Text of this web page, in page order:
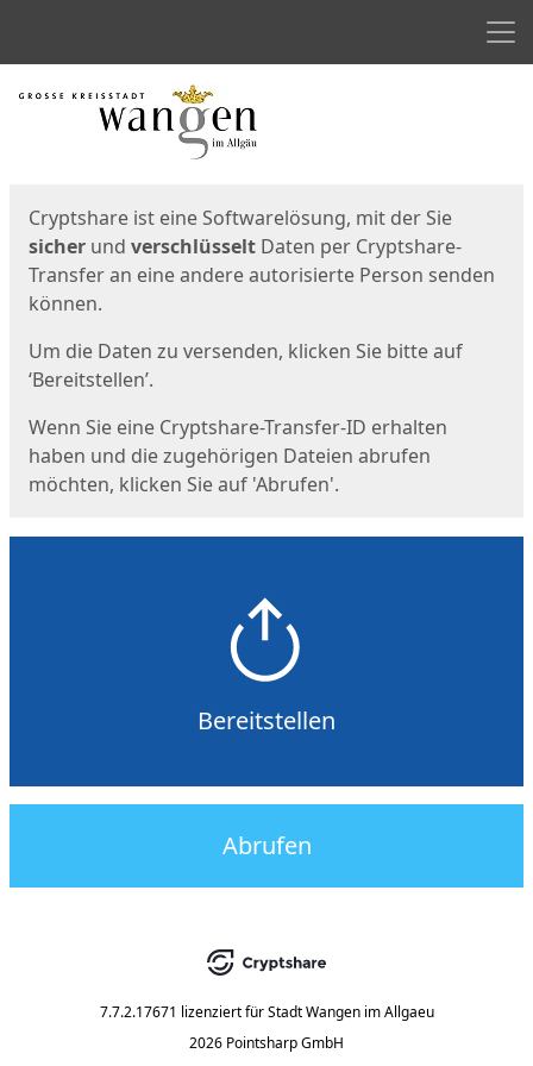
Start
Cryptshare ist eine Softwarelösung, mit der Sie
sicher und verschlüsselt Daten per Cryptshare-
Transfer an eine andere autorisierte Person senden
können.
Um die Daten zu versenden, klicken Sie bitte auf
‘Bereitstellen’.
Wenn Sie eine Cryptshare-Transfer-ID erhalten
haben und die zugehörigen Dateien abrufen
möchten, klicken Sie auf 'Abrufen'.
Bereitstellen
Abrufen
7.7.2.17671 lizenziert für Stadt Wangen im Allgaeu
2026 Pointsharp GmbH